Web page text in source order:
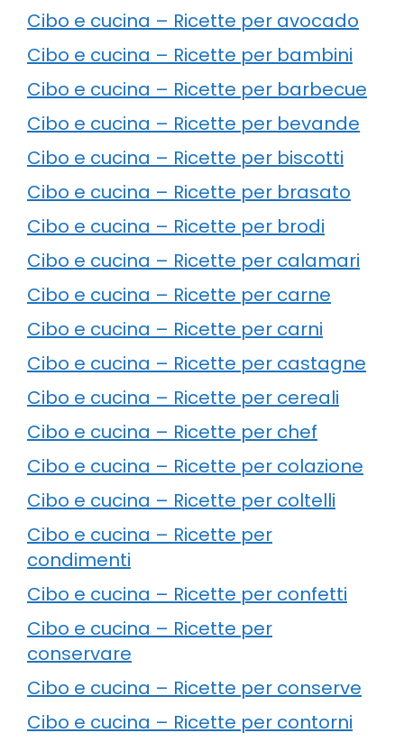
Cibo e cucina – Ricette per avocado
Cibo e cucina – Ricette per bambini
Cibo e cucina – Ricette per barbecue
Cibo e cucina – Ricette per bevande
Cibo e cucina – Ricette per biscotti
Cibo e cucina – Ricette per brasato
Cibo e cucina – Ricette per brodi
Cibo e cucina – Ricette per calamari
Cibo e cucina – Ricette per carne
Cibo e cucina – Ricette per carni
Cibo e cucina – Ricette per castagne
Cibo e cucina – Ricette per cereali
Cibo e cucina – Ricette per chef
Cibo e cucina – Ricette per colazione
Cibo e cucina – Ricette per coltelli
Cibo e cucina – Ricette per
condimenti
Cibo e cucina – Ricette per confetti
Cibo e cucina – Ricette per
conservare
Cibo e cucina – Ricette per conserve
Cibo e cucina – Ricette per contorni